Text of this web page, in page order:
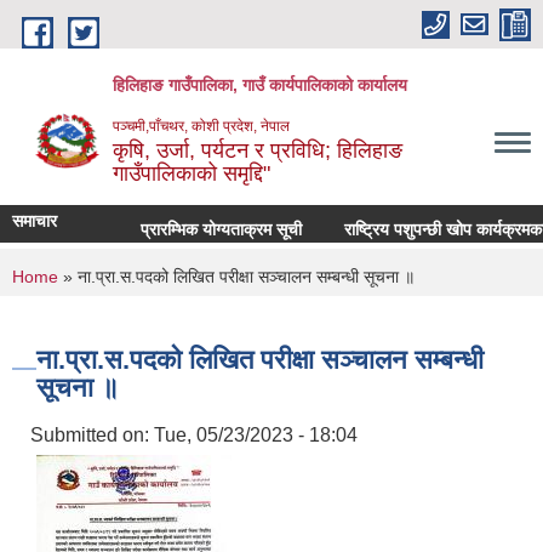
Skip to main content
हिलिहाङ गाउँपालिका, गाउँ कार्यपालिकाको कार्यालय
पञ्चमी,पाँचथर, कोशी प्रदेश, नेपाल
कृषि, उर्जा, पर्यटन र प्रविधि; हिलिहाङ
गाउँपालिकाको समृद्दि"
समाचार प्रारम्भिक योग्यताक्रम सूची राष्ट्रिय पशुपन्छी खोप
You are here
Home » ना.प्रा.स.पदको लिखित परीक्षा सञ्चालन सम्बन्धी सूचना ॥
ना.प्रा.स.पदको लिखित परीक्षा सञ्चालन सम्बन्धी
सूचना ॥
Submitted on: Tue, 05/23/2023 - 18:04